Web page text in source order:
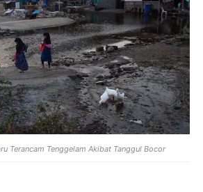
Terancam Tenggelam Akibat Tanggul Bocor